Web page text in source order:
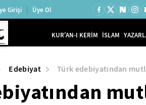
Girişi Üye Ol
KUR'AN-I KERİM İSLAM
Edebiyat Türk edebiyatından